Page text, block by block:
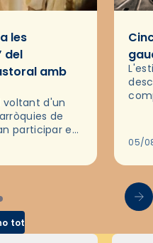
les
del
amb
voltant d'un
de
participar en
05/
tot